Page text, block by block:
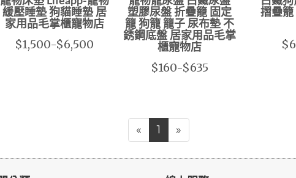
緩壓睡墊 狗貓睡墊 居
家用品毛掌櫃寵物店
$1,500-$6,500
塑膠尿盤 折疊籠 固定
籠 狗籠 籠子 尿布墊 不
銹鋼底盤 居家用品毛掌
櫃寵物店
$160-$635
摺疊
« 1 »